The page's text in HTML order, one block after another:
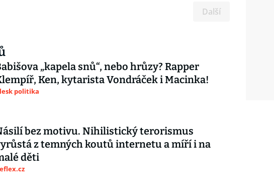
Další
„kapela snů“, nebo hrůzy? Rapper
Ken, kytarista Vondráček i Macinka!
politika
bez motivu. Nihilistický terorismus
z temných koutů internetu a míří i na
děti